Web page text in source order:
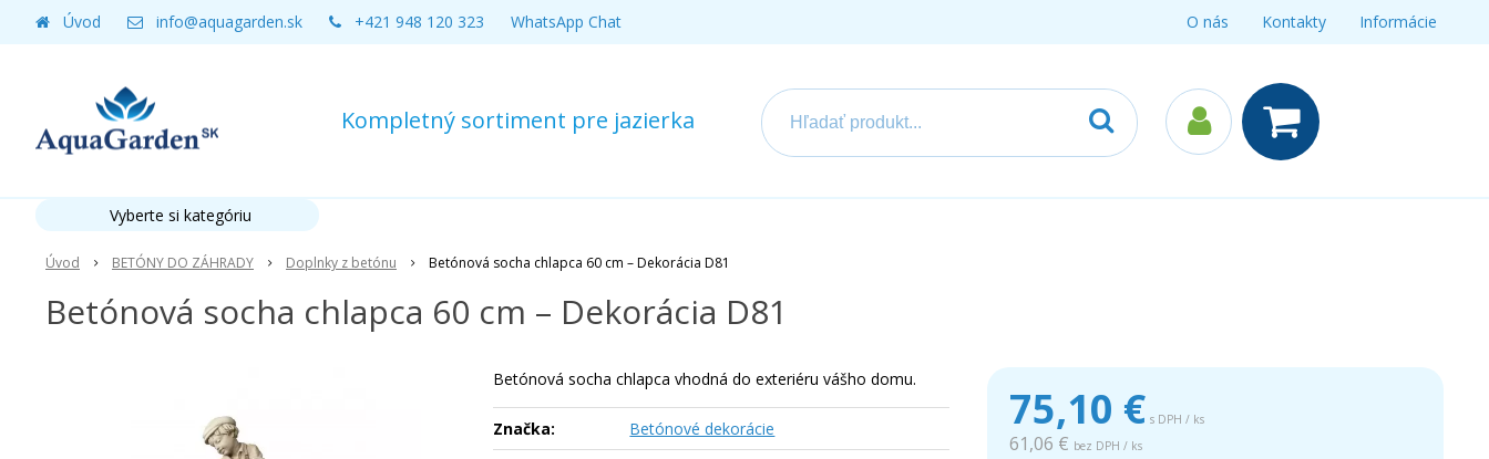
Kompletný sortiment pre jazierka
Úvod info@aquagarden.sk +421 948 120 323 WhatsApp Chat O nás Kontakty Informácie
Úvod BETÓNY DO ZÁHRADY Doplnky z betónu Betónová socha chlapca 60 cm – Dekorácia D81
Betónová socha chlapca 60 cm – Dekorácia D81
75,10 € s DPH / ks
61,06 € bez DPH / ks
Betónová socha chlapca vhodná do exteriéru vášho domu.
Značka:
Betónové dekorácie
Vyberte si kategóriu